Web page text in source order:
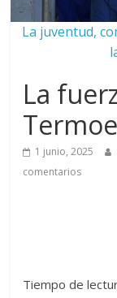
La juventud,
La
1 junio, 2025
comentarios
Tiempo de